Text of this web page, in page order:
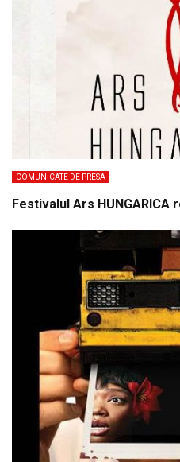
COMUNICATE DE PRESA
Festivalul Ars HUNGARICA